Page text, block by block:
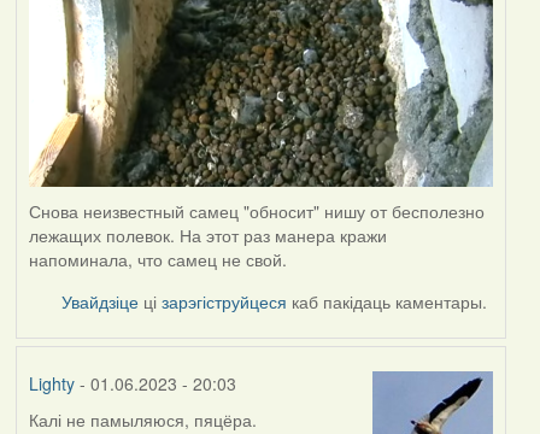
Снова неизвестный самец "обносит" нишу от бесполезно
лежащих полевок. На этот раз манера кражи
напоминала, что самец не свой.
Увайдзіце цізарэгіструйцеся каб пакідаць каментары.
Lighty- 01.06.2023 - 20:03
Калі не памыляюся, пяцёра.